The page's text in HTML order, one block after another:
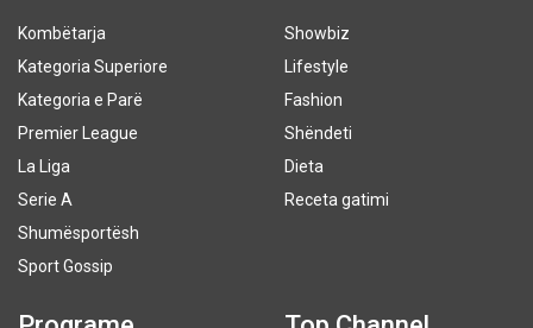
Kombëtarja
Kategoria Superiore
Kategoria e Parë
Premier League
La Liga
Serie A
Shumësportësh
Sport Gossip
Showbiz
Lifestyle
Fashion
Shëndeti
Dieta
Receta gatimi